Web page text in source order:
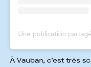
À Vauban, c’est très